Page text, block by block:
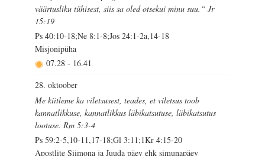
väärtusliku tühisest, siis sa oled otsekui minu suu.“ Jr
15:19
Ps 40:10-18;Ne 8:1-8;Jos 24:1-2a,14-18
Misjonipüha
07.28 - 16.41
28. oktoober
Me kiitleme ka viletsusest, teades, et viletsus toob
kannatlikkuse, kannatlikkus läbikatsutuse, läbikatsutus
lootuse. Rm 5:3-4
Ps 59:2-5,10-11,17-18;Gl 3:11;1Kr 4:15-20
Apostlite Siimona ja Juuda päev ehk simunapäev